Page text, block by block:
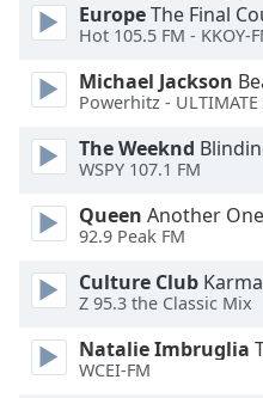
modal
Beginning
dialog
Escape
cancel
and
EuropeThe Final
Hot 105.5 FM - KKOY-
Michael Jackson
Powerhitz - ULTIMATE
The Weeknd
WSPY 107.1 FM
Queen Another
92.9 Peak FM
Culture Club
Z 95.3 the Classic Mix
Natalie Imbruglia
WCEI-FM